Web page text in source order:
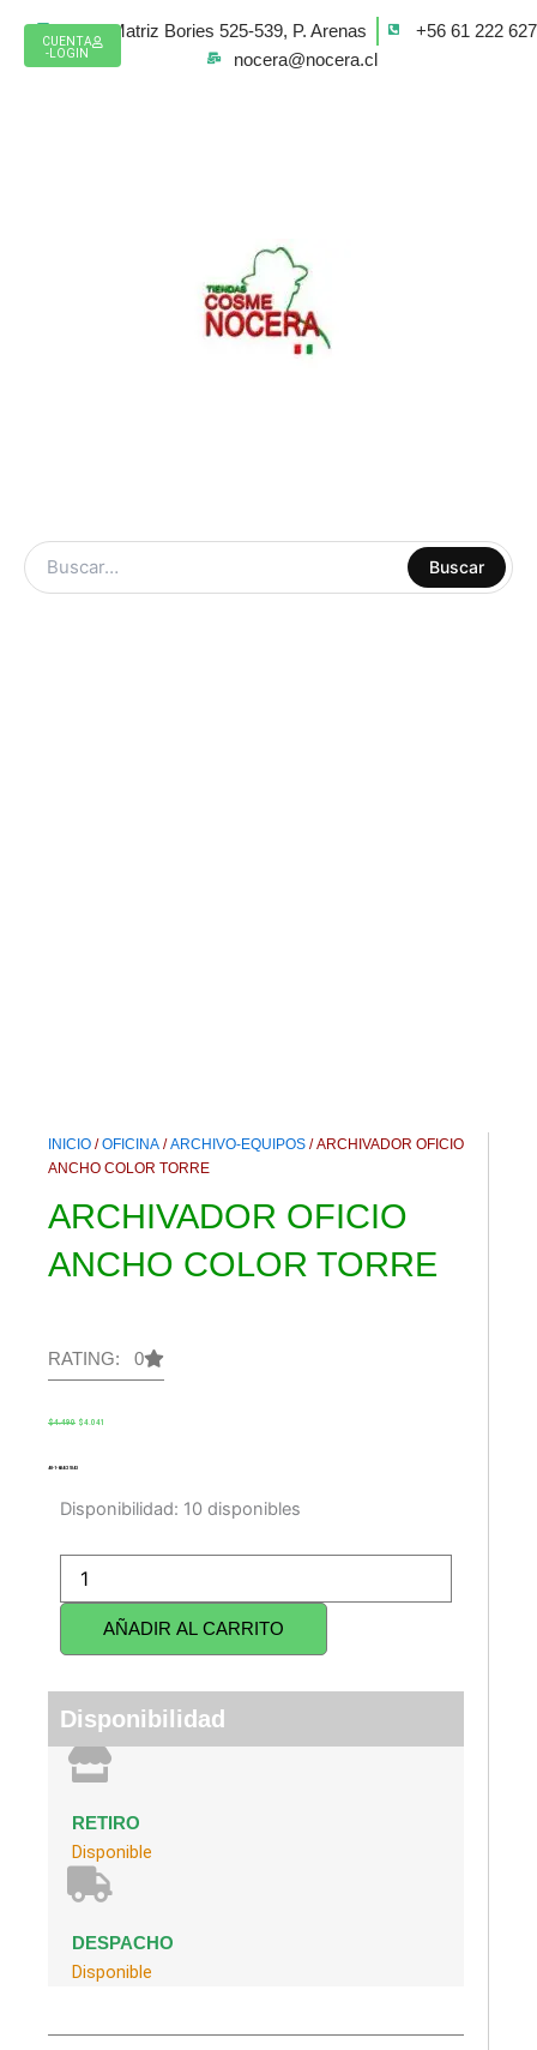
contenido
Casa Matriz Bories 525-539, P. Arenas
+56 61 222
nocera@nocera.cl
CUENTA
-LOGIN
ARTE Y Buscar
INICIO /OFICINA /ARCHIVO-EQUIPOS / ARCHIVADOR OFICIO
ANCHO COLOR TORRE
ARCHIVADOR OFICIO
ANCHO COLOR TORRE
RATING: 0
$4.490 El
$4.490.
$4.041
48-1-684/29343
Disponibilidad: 10 disponibles
ARCHIVADOR
ANCHO
COLOR
TORRE
cantidadAÑADIR AL CARRITO
Disponibilidad
RETIRO
Disponible
DESPACHO
Disponible